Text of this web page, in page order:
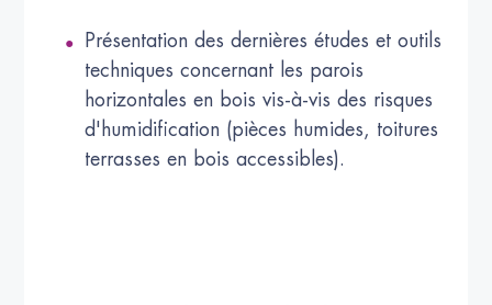
Présentation des dernières études et outils
techniques concernant les parois
horizontales en bois vis-à-vis des risques
d'humidification (pièces humides, toitures
terrasses en bois accessibles).